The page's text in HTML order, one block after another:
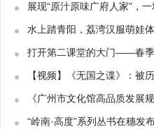
展现“原汁原味广府人家”，
水上踏青阳，荔湾汉服萌娃
打开第二课堂的大门——春
【视频】《无国之谍》：被
《广州市文化馆高品质发展
“岭南·高度”系列丛书在穗发